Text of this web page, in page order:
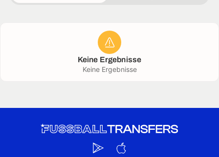
Keine Ergebnisse
Keine Ergebnisse